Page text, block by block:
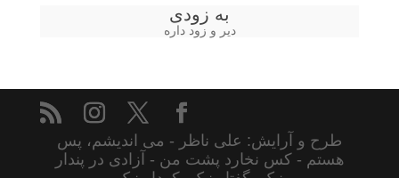
به زودی
دیر و زود داره
طرح و آرایش: علی ناظر - می اندیشم، پس
هستم - کس نخارد پشت من - آزادی در پندار